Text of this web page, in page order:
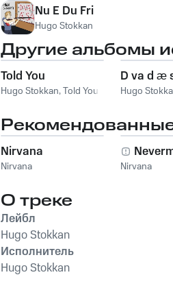
Nu E Du Fri
Hugo Stokkan
Другие альбомы
Told You
Hugo Stokkan,Told You
D va d æ
Hugo
Nirvana
Nirvana Nirvana
О треке
Лейбл
Hugo Stokkan
Исполнитель
Hugo Stokkan